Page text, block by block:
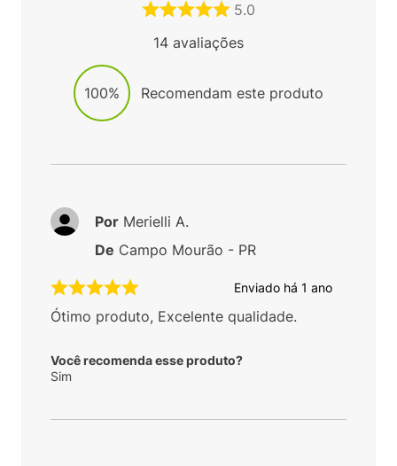
5.0
14 avaliações
100% Recomendam este produto
Enviado há 1 ano
Ótimo produto, Excelente qualidade.
Você recomenda esse produto?
Sim
Por Merielli A.
De Campo Mourão - PR